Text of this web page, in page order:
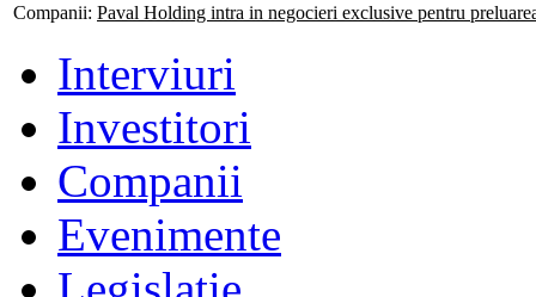
Companii: Mogo isi consolideaza prezenta nationala prin
Interviuri
Investitori
Companii
Evenimente